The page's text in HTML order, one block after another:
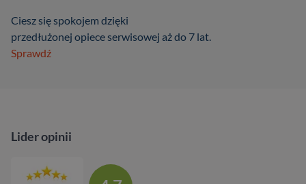
Ciesz się spokojem dzięki
przedłużonej opiece serwisowej aż do 7 lat.
Sprawdź
Lider opinii